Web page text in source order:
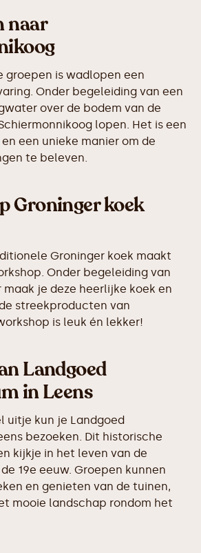
naar
groepen is wadlopen een
Onder begeleiding van een
over de bodem van de
lopen. Het is een
een unieke manier om de
te beleven.
Groninger koek
Groninger koek maakt
Onder begeleiding van
je deze heerlijke koek en
streekproducten van
is leuk én lekker!
Landgoed
in Leens
uitje kun je Landgoed
bezoeken. Dit historische
kijkje in het leven van de
19e eeuw. Groepen kunnen
en genieten van de tuinen,
mooie landschap rondom het